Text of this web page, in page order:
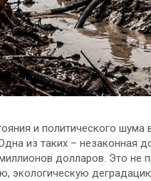
и политического
из таких – незаконная
долларов. Это не
экологическую